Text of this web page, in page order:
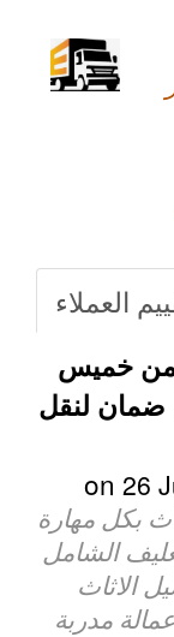
العملاء
خميس
لنقل
بكل مهارة
الشامل
مدربة